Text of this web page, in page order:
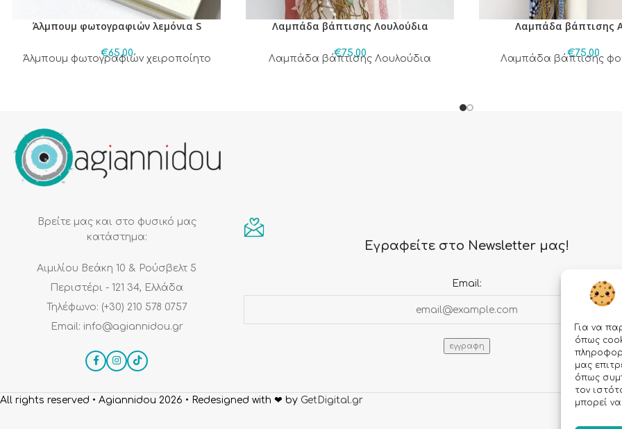
Για να
όπως
μας
όπως
τον
μπορεί
Άλμπουμ φωτογραφιών λεμόνια S
€65,00
Άλμπουμ φωτογραφιών χειροποίητο
Λαμπάδα βάπτισης Λουλούδια
€75,00
Λαμπάδα βάπτισης Λουλούδια
Λαμπάδα βάπτισης
€75,00
Λαμπάδα βάπτισης
Βρείτε μας και στο φυσικό μας
κατάστημα:
Αιμιλίου Βεάκη 10 & Ρούσβελτ 5
Περιστέρι - 121 34, Ελλάδα
Τηλέφωνο: (+30) 210 578 0757
Email: info@agiannidou.gr
Εγραφείτε στο Newsletter μας!
Email:
All rights reserved • Agiannidou 2026 • Redesigned with ❤ by GetDigital.gr